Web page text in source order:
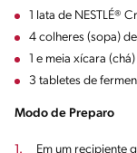
1 lata de NESTLÉ®
4 colheres (sopa)
1 e meia xícara
3 tabletes de
Modo de Preparo
Em um recipiente